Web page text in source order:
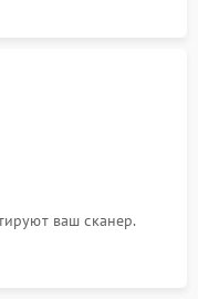
ваш сканер.